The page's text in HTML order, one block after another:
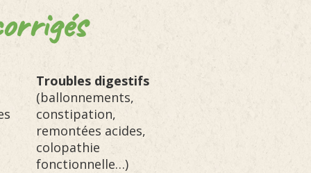
Troubles digestifs
(ballonnements,
constipation,
remontées acides,
colopathie
fonctionnelle…)